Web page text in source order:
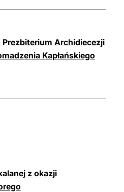
Prezbiterium Archidiecezji
Kapłańskiego
z okazji